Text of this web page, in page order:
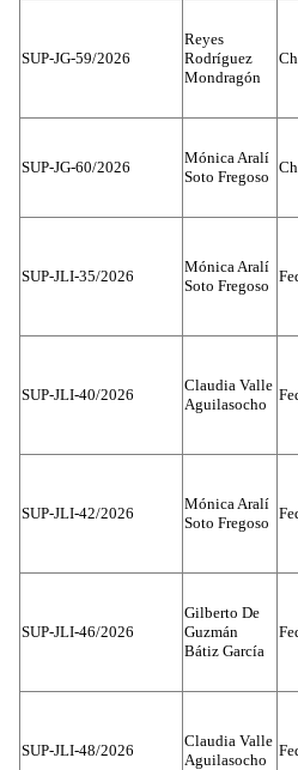
SUP-JG-59/2026
Reyes
Rodríguez
Mondragón
SUP-JG-60/2026
Mónica Aralí
Soto Fregoso
SUP-JLI-35/2026
Mónica Aralí
Soto Fregoso
SUP-JLI-40/2026
Claudia Valle
Aguilasocho
SUP-JLI-42/2026
Mónica Aralí
Soto Fregoso
SUP-JLI-46/2026
Gilberto De
Guzmán
Bátiz García
SUP-JLI-48/2026
Claudia Valle
Aguilasocho